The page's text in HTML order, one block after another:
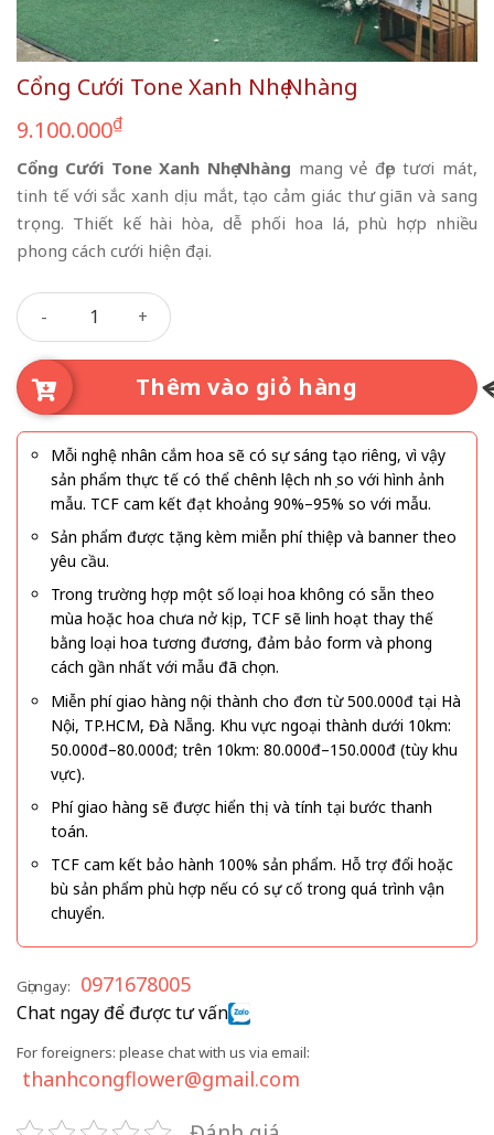
Cổng Cưới Tone Xanh Nhẹ Nhàng
9.100.000₫
Cổng Cưới Tone Xanh Nhẹ Nhàng mang vẻ đẹp tươi mát,
tinh tế với sắc xanh dịu mắt, tạo cảm giác thư giãn và sang
trọng. Thiết kế hài hòa, dễ phối hoa lá, phù hợp nhiều
phong cách cưới hiện đại.
Cổng Cưới Tone Xanh Nhẹ Nhàng số lượng
Thêm vào giỏ hàng
Mỗi nghệ nhân cắm hoa sẽ có sự sáng tạo riêng, vì vậy
sản phẩm thực tế có thể chênh lệch nhẹ so với hình ảnh
mẫu. TCF cam kết đạt khoảng 90%–95% so với mẫu.
Sản phẩm được tặng kèm miễn phí thiệp và banner theo
yêu cầu.
Trong trường hợp một số loại hoa không có sẵn theo
mùa hoặc hoa chưa nở kịp, TCF sẽ linh hoạt thay thế
bằng loại hoa tương đương, đảm bảo form và phong
cách gần nhất với mẫu đã chọn.
Miễn phí giao hàng nội thành cho đơn từ 500.000đ tại Hà
Nội, TP.HCM, Đà Nẵng. Khu vực ngoại thành dưới 10km:
50.000đ–80.000đ; trên 10km: 80.000đ–150.000đ (tùy khu
vực).
Phí giao hàng sẽ được hiển thị và tính tại bước thanh
toán.
TCF cam kết bảo hành 100% sản phẩm. Hỗ trợ đổi hoặc
bù sản phẩm phù hợp nếu có sự cố trong quá trình vận
chuyển.
Gọi ngay: 0971678005
Chat ngay để được tư vấn
For foreigners: please chat with us via email:
thanhcongflower@gmail.com